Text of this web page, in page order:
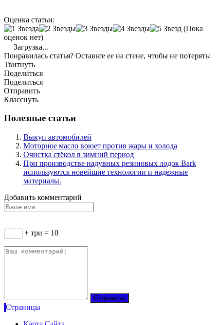
Оценка статьи:
(Пока
оценок нет)
Загрузка...
Понравилась статья? Оставьте ее на стене, чтобы не потерять:
Твитнуть
Поделиться
Поделиться
Отправить
Класснуть
Полезные статьи
Выкуп автомобилей
Моторное масло воюет против жары и холода
Очистка стёкол в зимний период
При производстве надувных резиновых лодок Bark
используются новейшие технологии и надежные
материалы.
Добавить комментарий
+ три = 10
Страницы